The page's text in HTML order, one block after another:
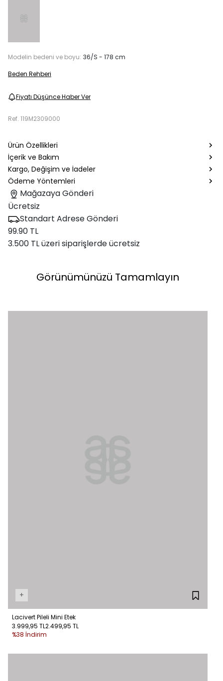
Modelin bedeni ve boyu: 36/S - 178 cm
Beden Rehberi
Fiyatı Düşünce Haber Ver
Ref. 119M2309000
Ürün Özellikleri
İçerik ve Bakım
Kargo, Değişim ve İadeler
Ödeme Yöntemleri
Mağazaya Gönderi
Ücretsiz
Standart Adrese Gönderi
99.90 TL
3.500 TL üzeri siparişlerde ücretsiz
Görünümünüzü Tamamlayın
+
Lacivert Pileli Mini Etek
3.999,95 TL2.499,95 TL
%38 İndirim